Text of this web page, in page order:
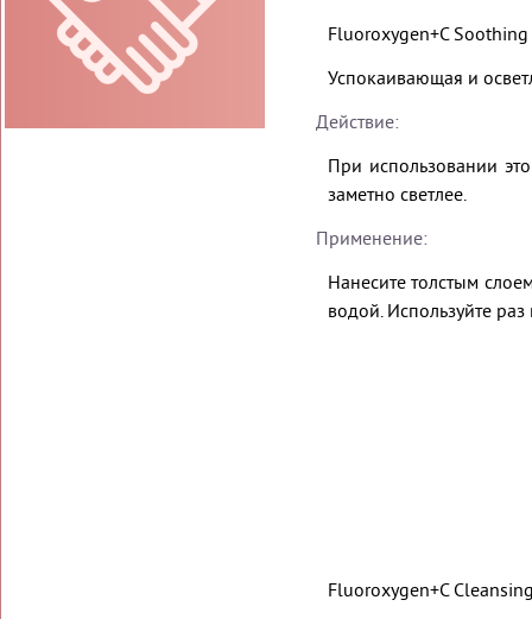
Fluoroxygen+C
Успокаивающая и
Действие:
При использовании
заметно светлее.
Применение:
Нанесите толстым
водой. Используйте
Fluoroxygen+C